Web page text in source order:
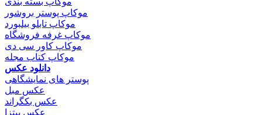
موکاپ پوستر بروشور
موکاپ تابلو بیلبورد
موکاپ غرفه فروشگاه
موکاپ کاور سی دی
موکاپ کتاب مجله
دانلود عکس
پوستر های نمایشگاهی
عکس مبل
عکس بکگراند
عکس پیتزا